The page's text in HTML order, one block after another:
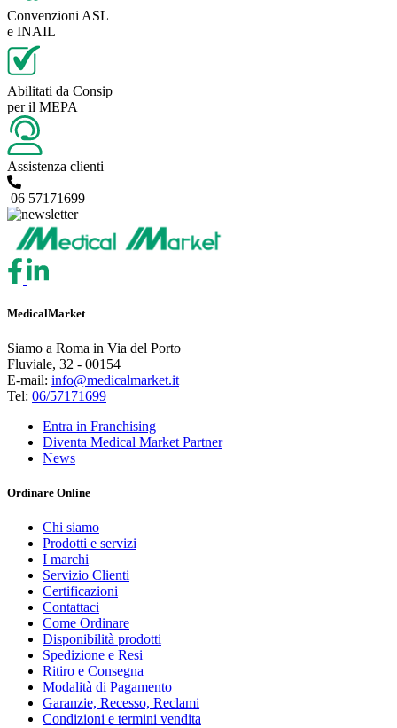
Convenzioni ASL
e INAIL
Abilitati da Consip
per il MEPA
Assistenza clienti
06 57171699
MedicalMarket
Siamo a Roma in Via del Porto
Fluviale, 32 - 00154
E-mail: info@medicalmarket.it
Tel: 06/57171699
Entra in Franchising
Diventa Medical Market Partner
News
Ordinare Online
Chi siamo
Prodotti e servizi
I marchi
Servizio Clienti
Certificazioni
Contattaci
Come Ordinare
Disponibilità prodotti
Spedizione e Resi
Ritiro e Consegna
Modalità di Pagamento
Garanzie, Recesso, Reclami
Condizioni e termini vendita